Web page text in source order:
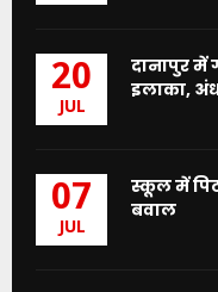
20
JUL
दानापुर में
इलाका,
07
JUL
स्कूल में
बवाल